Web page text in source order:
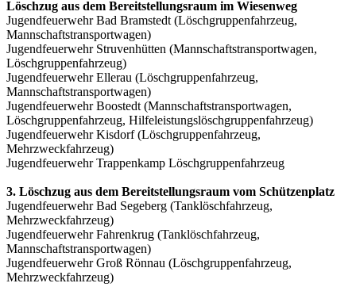
Löschzug aus dem Bereitstellungsraum im Wiesenweg
Jugendfeuerwehr Bad Bramstedt (Löschgruppenfahrzeug,
Mannschaftstransportwagen)
Jugendfeuerwehr Struvenhütten (Mannschaftstransportwagen,
Löschgruppenfahrzeug)
Jugendfeuerwehr Ellerau (Löschgruppenfahrzeug,
Mannschaftstransportwagen)
Jugendfeuerwehr Boostedt (Mannschaftstransportwagen,
Löschgruppenfahrzeug, Hilfeleistungslöschgruppenfahrzeug)
Jugendfeuerwehr Kisdorf (Löschgruppenfahrzeug,
Mehrzweckfahrzeug)
Jugendfeuerwehr Trappenkamp Löschgruppenfahrzeug
3. Löschzug aus dem Bereitstellungsraum vom Schützenplatz
Jugendfeuerwehr Bad Segeberg (Tanklöschfahrzeug,
Mehrzweckfahrzeug)
Jugendfeuerwehr Fahrenkrug (Tanklöschfahrzeug,
Mannschaftstransportwagen)
Jugendfeuerwehr Groß Rönnau (Löschgruppenfahrzeug,
Mehrzweckfahrzeug)